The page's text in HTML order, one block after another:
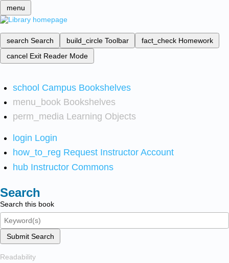
menu
search Search build_circle Toolbar fact_check Homework
cancel Exit Reader Mode
school Campus Bookshelves
menu_book Bookshelves
perm_media Learning Objects
login Login
how_to_reg Request Instructor Account
hub Instructor Commons
Search
Search this book
Submit Search
Readability